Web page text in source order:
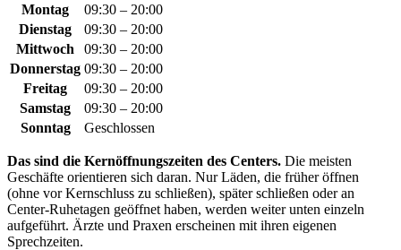
Montag
09:30 – 20:00
Dienstag
09:30 – 20:00
Mittwoch
09:30 – 20:00
Donnerstag 09:30 – 20:00
Freitag
09:30 – 20:00
Samstag
09:30 – 20:00
Sonntag
Geschlossen
Das sind die Kernöffnungszeiten des Centers. Die meisten
Geschäfte orientieren sich daran. Nur Läden, die früher öffnen
(ohne vor Kernschluss zu schließen), später schließen oder an
Center-Ruhetagen geöffnet haben, werden weiter unten einzeln
aufgeführt. Ärzte und Praxen erscheinen mit ihren eigenen
Sprechzeiten.